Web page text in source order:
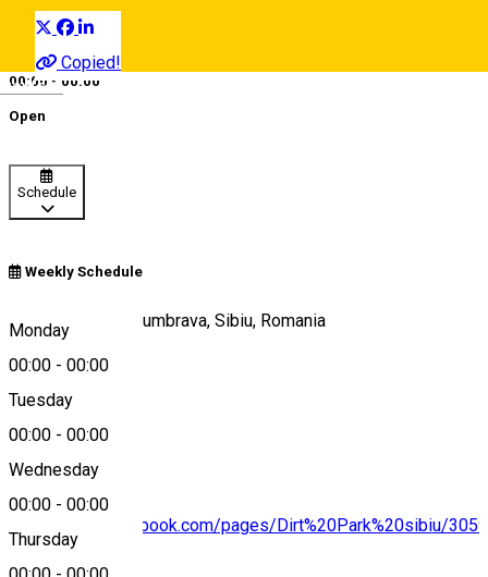
Deutsch
Copied!
00:00 - 00:00
Open
Schedule
Weekly Schedule
Monday
00:00 - 00:00
Tuesday
00:00 - 00:00
Wednesday
00:00 - 00:00
Thursday
Strada Pădurea Dumbrava, Sibiu, Romania
Map
https://www.facebook.com/pages/Dirt%20Park%20sibiu/